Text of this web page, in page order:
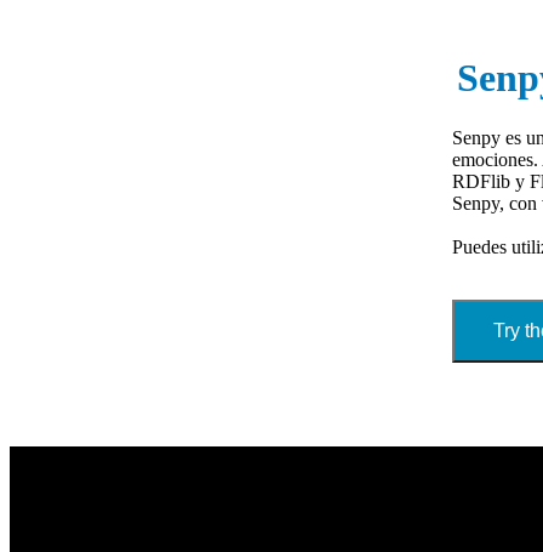
Senpy es
RDFlib y
Senpy,
Puedes
Try